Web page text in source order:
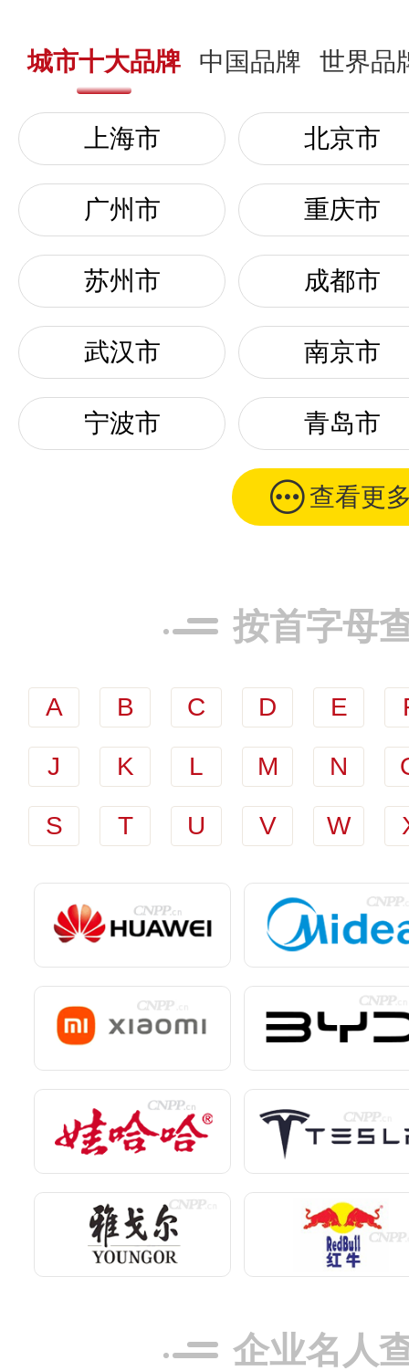
城市十大品牌 中国品牌 世界品
上海市 北京市
广州市 重庆市
苏州市 成都市
武汉市 南京市
宁波市 青岛市
查看更
按首字母
A B C D E
J K L M N
S T U V W
企业名人